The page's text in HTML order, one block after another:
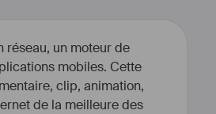
réseau, un moteur de
mobiles. Cette
clip, animation,
de la meilleure des